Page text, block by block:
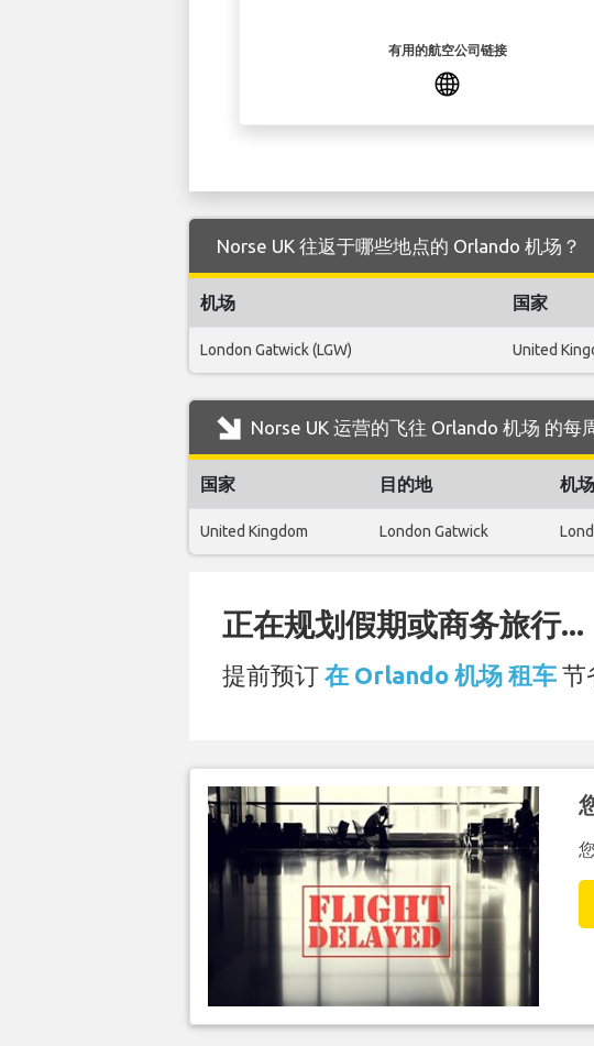
有用的航空公司链接
Norse UK 往返于哪些地点的 Orlando 机场？
机场 国家
London Gatwick (LGW) United
Norse UK 运营的飞往 Orlando 机场 的每
国家 目的地 机场
United Kingdom London Gatwick
正在规划假期或商务旅行...
提前预订 在 Orlando 机场 租车 节